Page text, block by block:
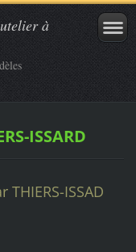
à
ISSARD
ISSAD